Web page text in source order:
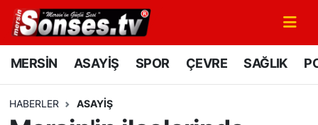
MERSİN ASAYİŞ SPOR ÇEVRE SAĞLIK
HABERLER ASAYİŞ
MERSİN
Mersin Nöbetçi Eczaneler